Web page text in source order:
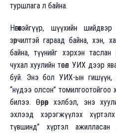
туршлага л байна.
Нөгөөтэйгүүр, шүүхийн
зөрчилтэй гараад байна, хэн,
байна, түүнийг хэрхэн
чухал хуулийн төсөл УИХ дээр
буй. Энэ бол УИХ-ын гишүүн,
“нүдээ олсон”
билээ. Өөрөөр хэлбэл, энэ
эхлээд хэрэгжүүлэх
түвшинд” хүртэл ажилласан